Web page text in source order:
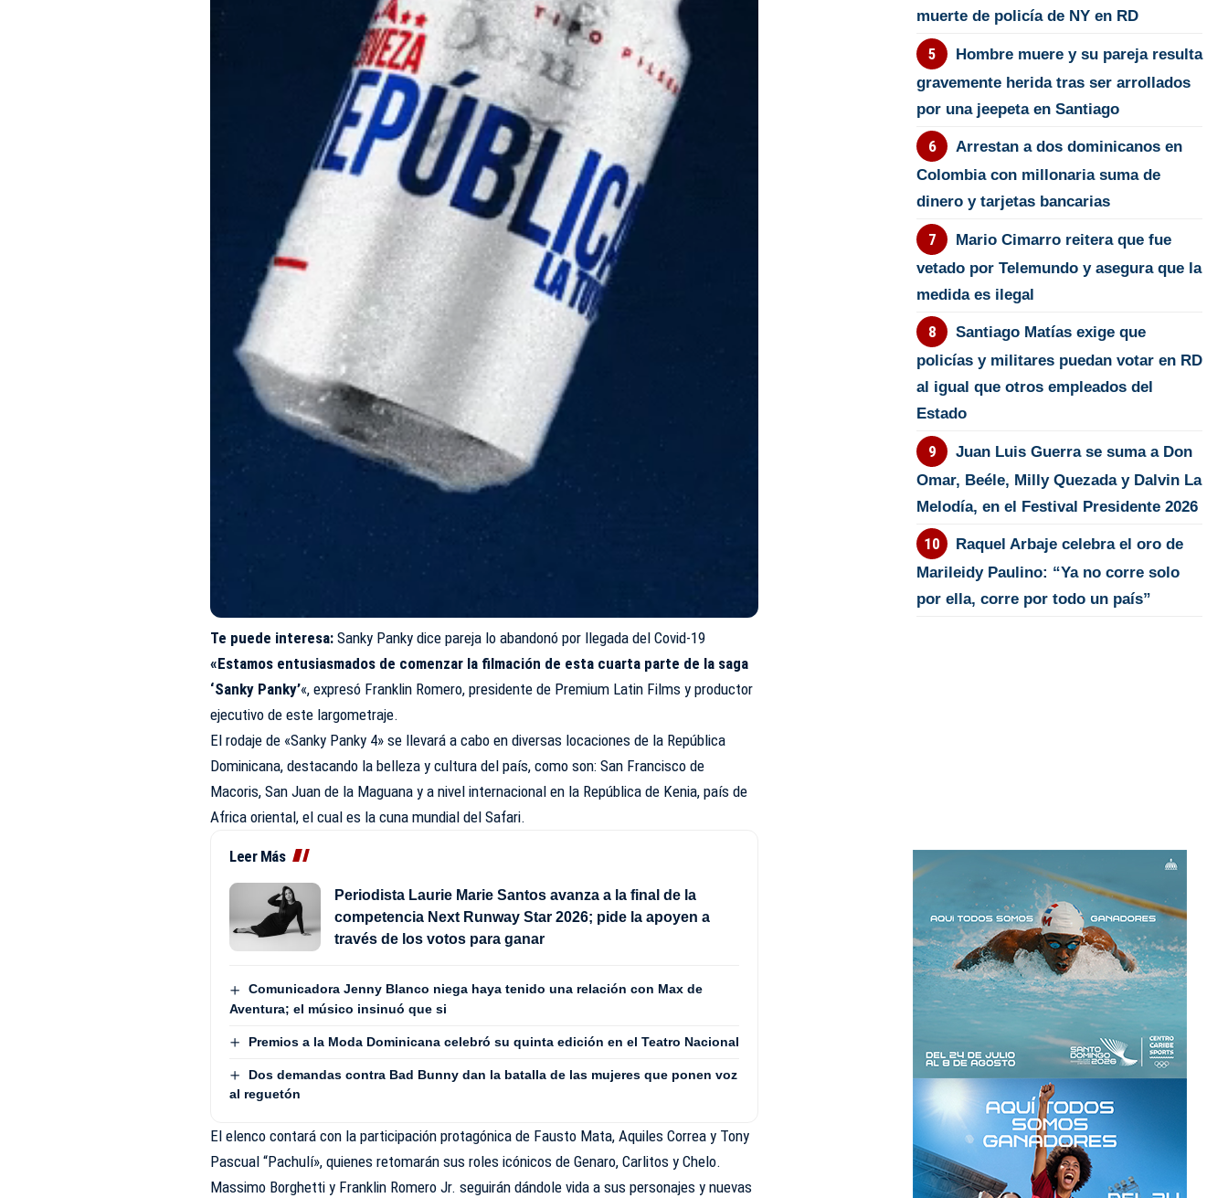
Te puede interesa:Sanky Panky dice pareja lo abandonó por llegada del Covid-19
«Estamos entusiasmados de comenzar la filmación de esta cuarta parte de la saga
‘Sanky Panky’«, expresó Franklin Romero, presidente de Premium Latin Films y productor
ejecutivo de este largometraje.
El rodaje de «Sanky Panky 4» se llevará a cabo en diversas locaciones de la República
Dominicana, destacando la belleza y cultura del país, como son: San Francisco de
Macoris, San Juan de la Maguana y a nivel internacional en la República de Kenia, país de
Africa oriental, el cual es la cuna mundial del Safari.
Leer Más
Periodista Laurie Marie Santos avanza a la final de la
competencia Next Runway Star 2026; pide la apoyen a
través de los votos para ganar
Comunicadora Jenny Blanco niega haya tenido una relación con Max de
Aventura; el músico insinuó que si
Premios a la Moda Dominicana celebró su quinta edición en el Teatro Nacional
Dos demandas contra Bad Bunny dan la batalla de las mujeres que ponen voz
al reguetón
El elenco contará con la participación protagónica de Fausto Mata, Aquiles Correa y Tony
Pascual “Pachulí», quienes retomarán sus roles icónicos de Genaro, Carlitos y Chelo.
Massimo Borghetti y Franklin Romero Jr. seguirán dándole vida a sus personajes y nuevas
muerte de policía de NY en RD
Hombre muere y su pareja resulta
gravemente herida tras ser arrollados
por una jeepeta en Santiago
Arrestan a dos dominicanos en
Colombia con millonaria suma de
dinero y tarjetas bancarias
Mario Cimarro reitera que fue
vetado por Telemundo y asegura que la
medida es ilegal
Santiago Matías exige que
policías y militares puedan votar en RD
al igual que otros empleados del
Estado
Juan Luis Guerra se suma a Don
Omar, Beéle, Milly Quezada y Dalvin La
Melodía, en el Festival Presidente 2026
Raquel Arbaje celebra el oro de
Marileidy Paulino: “Ya no corre solo
por ella, corre por todo un país”